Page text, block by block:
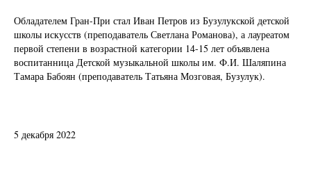
Обладателем Гран-При стал Иван Петров из Бузулукской детской
школы искусств (преподаватель Светлана Романова), а лауреатом
первой степени в возрастной категории 14-15 лет объявлена
воспитанница Детской музыкальной школы им. Ф.И. Шаляпина
Тамара Бабоян (преподаватель Татьяна Мозговая, Бузулук).
5 декабря 2022